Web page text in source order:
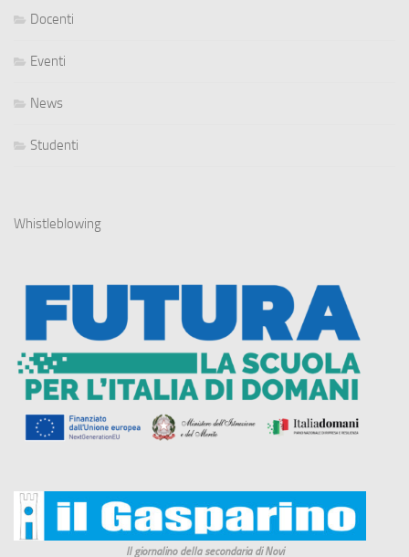
Docenti
Eventi
News
Studenti
Whistleblowing
Il giornalino della secondaria di Novi